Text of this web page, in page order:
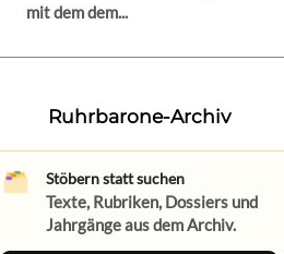
mit dem dem...
Ruhrbarone-Archiv
Stöbern statt suchen
Texte, Rubriken, Dossiers und
Jahrgänge aus dem Archiv.